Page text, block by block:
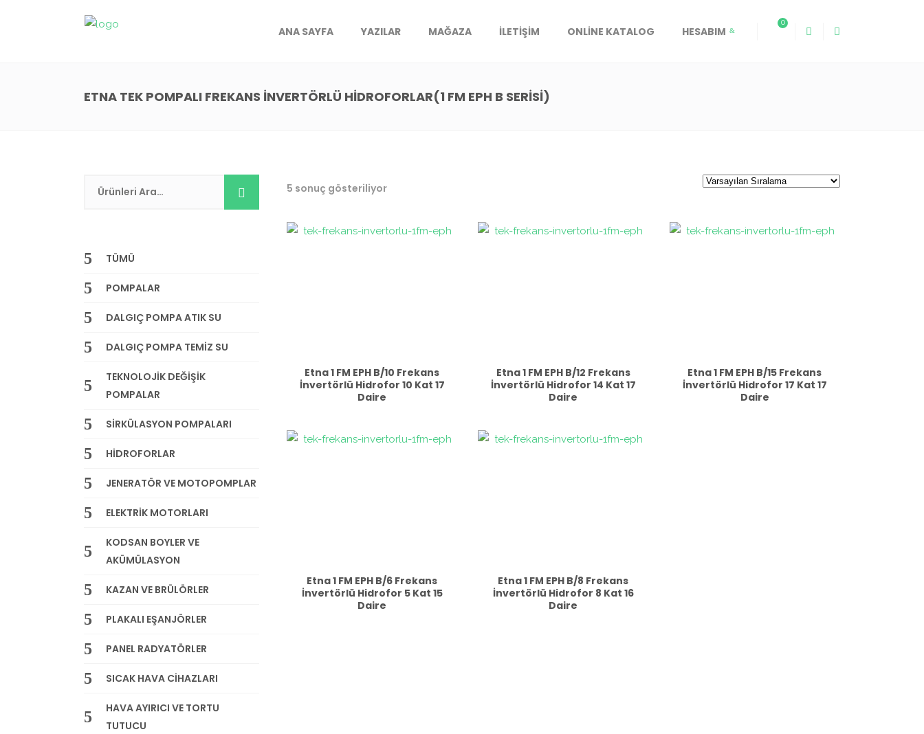
ANA SAYFA YAZILAR MAĞAZA İLETIŞIM ONLINE KATALOG HESABIM
0
ETNA TEK POMPALI FREKANS İNVERTÖRLÜ HİDROFORLAR(1 FM EPH B SERİSİ)
TÜMÜ
POMPALAR
DALGIÇ POMPA ATIK SU
DALGIÇ POMPA TEMİZ SU
TEKNOLOJİK DEĞİŞİK
POMPALAR
SİRKÜLASYON POMPALARI
HİDROFORLAR
JENERATÖR VE MOTOPOMPLAR
ELEKTRİK MOTORLARI
KODSAN BOYLER VE
AKÜMÜLASYON
KAZAN VE BRÜLÖRLER
PLAKALI EŞANJÖRLER
PANEL RADYATÖRLER
SICAK HAVA CİHAZLARI
HAVA AYIRICI VE TORTU
TUTUCU
5 sonuç gösteriliyor
Etna 1 FM EPH B/10 Frekans
İnvertörlü Hidrofor 10 Kat 17
Daire
Etna 1 FM EPH B/12 Frekans
İnvertörlü Hidrofor 14 Kat 17
Daire
Etna 1 FM EPH B/15 Frekans
İnvertörlü Hidrofor 17 Kat 17
Daire
Etna 1 FM EPH B/6 Frekans
İnvertörlü Hidrofor 5 Kat 15
Daire
Etna 1 FM EPH B/8 Frekans
İnvertörlü Hidrofor 8 Kat 16
Daire